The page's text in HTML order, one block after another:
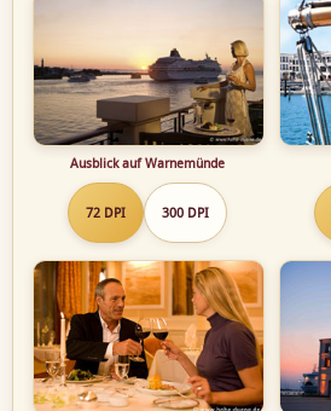
Ausblick auf Warnemünde
72 DPI 300 DPI